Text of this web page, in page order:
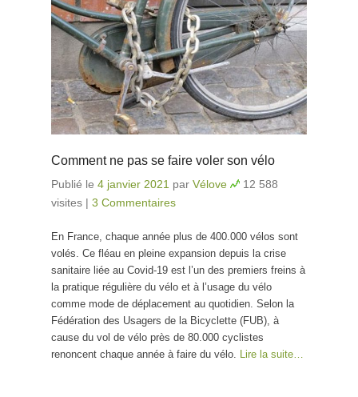
Comment ne pas se faire voler son vélo
Publié le 4 janvier 2021 par Vélove
12 588
visites | 3 Commentaires
En France, chaque année plus de 400.000 vélos sont
volés. Ce fléau en pleine expansion depuis la crise
sanitaire liée au Covid-19 est l’un des premiers freins à
la pratique régulière du vélo et à l’usage du vélo
comme mode de déplacement au quotidien. Selon la
Fédération des Usagers de la Bicyclette (FUB), à
cause du vol de vélo près de 80.000 cyclistes
renoncent chaque année à faire du vélo. Lire la suite…